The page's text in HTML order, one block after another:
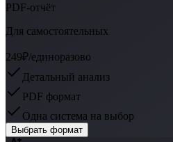
PDF-отчёт
Для самостоятельных
249₽/единоразово
Детальный анализ
PDF формат
Одна система на выбор
Выбрать формат